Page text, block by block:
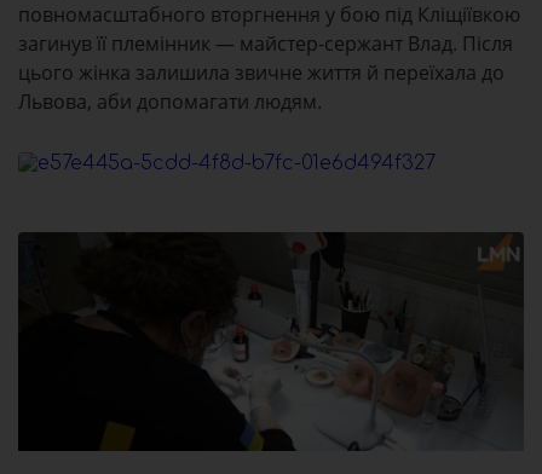
повномасштабного вторгнення у бою під Кліщіївкою
загинув її племінник — майстер-сержант Влад. Після
цього жінка залишила звичне життя й переїхала до
Львова, аби допомагати людям.